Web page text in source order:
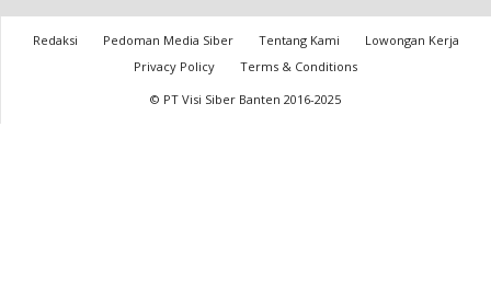
Redaksi Pedoman Media Siber Tentang Kami
Lowongan Kerja
Privacy Policy
Terms & Conditions
© PT Visi Siber Banten 2016-2025